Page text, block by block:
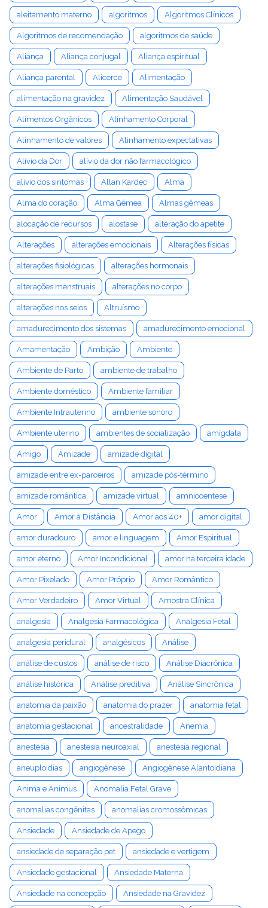
aleitamento materno algoritmos Algoritmos Clínicos
Algoritmos de recomendação algoritmos de saúde
Aliança Aliança conjugal Aliança espiritual
Aliança parental Alicerce Alimentação
alimentação na gravidez Alimentação Saudável
Alimentos Orgânicos Alinhamento Corporal
Alinhamento de valores Alinhamento expectativas
Alívio da Dor alívio da dor não farmacológico
alívio dos sintomas Allan Kardec Alma
Alma do coração Alma Gêmea Almas gêmeas
alocação de recursos alostase alteração do apetite
Alterações alterações emocionais Alterações físicas
alterações fisiológicas alterações hormonais
alterações menstruais alterações no corpo
alterações nos seios Altruísmo
amadurecimento dos sistemas amadurecimento emocional
Amamentação Ambição Ambiente
Ambiente de Parto ambiente de trabalho
Ambiente doméstico Ambiente familiar
Ambiente Intrauterino ambiente sonoro
Ambiente uterino ambientes de socialização amígdala
Amigo Amizade amizade digital
amizade entre ex-parceiros amizade pós-término
amizade romântica amizade virtual amniocentese
Amor Amor à Distância Amor aos 40+ amor digital
amor duradouro amor e linguagem Amor Espiritual
amor eterno Amor Incondicional amor na terceira idade
Amor Pixelado Amor Próprio Amor Romântico
Amor Verdadeiro Amor Virtual Amostra Clínica
analgesia Analgesia Farmacológica Analgesia Fetal
analgesia peridural analgésicos Análise
análise de custos análise de risco Análise Diacrônica
análise histórica Análise preditiva Análise Sincrônica
anatomia da paixão anatomia do prazer anatomia fetal
anatomia gestacional ancestralidade Anemia
anestesia anestesia neuroaxial anestesia regional
aneuploidias angiogênese Angiogênese Alantoidiana
Anima e Animus Anomalia Fetal Grave
anomalias congênitas anomalias cromossômicas
Ansiedade Ansiedade de Apego
ansiedade de separação pet ansiedade e vertigem
Ansiedade gestacional Ansiedade Materna
Ansiedade na concepção Ansiedade na Gravidez